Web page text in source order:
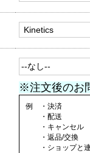
※注文後のお
例 ・決済
・配送
・キャンセル
・返品/交換
・ショップと連